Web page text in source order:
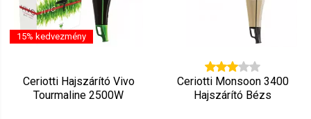
15% kedvezmény
Ceriotti Hajszárító Vivo
Tourmaline 2500W
Ceriotti Monsoon 3400
Hajszárító Bézs